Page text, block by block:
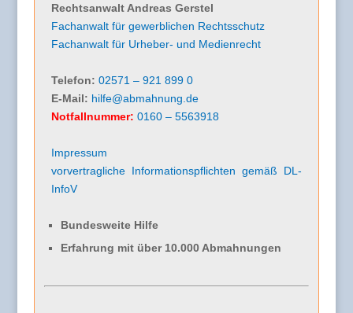
Rechtsanwalt Andreas Gerstel
Fachanwalt für gewerblichen Rechtsschutz
Fachanwalt für Urheber- und Medienrecht
Telefon: 02571 – 921 899 0
E-Mail: hilfe@abmahnung.de
Notfallnummer: 0160 – 5563918
Impressum
vorvertragliche Informationspflichten gemäß DL-
InfoV
Bundesweite Hilfe
Erfahrung mit über 10.000 Abmahnungen